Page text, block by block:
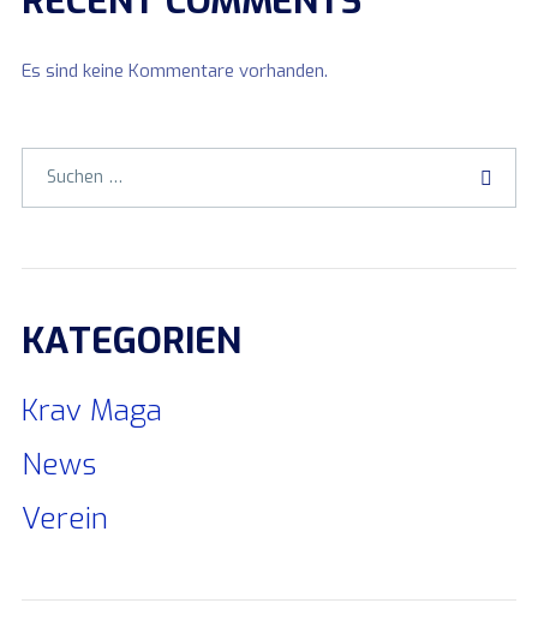
Es sind keine Kommentare vorhanden.
KATEGORIEN
Krav Maga
News
Verein